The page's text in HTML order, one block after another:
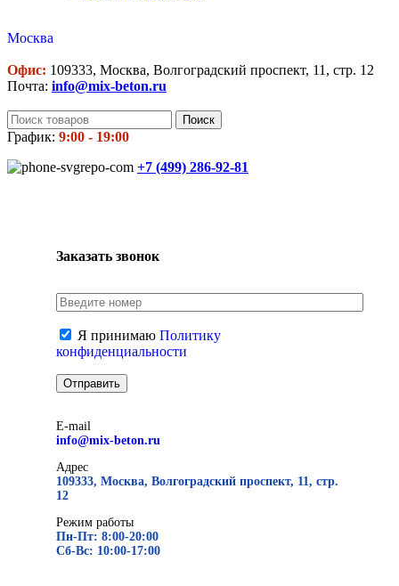
Москва
Офис: 109333, Москва, Волгоградский проспект, 11, стр. 12
Почта: info@mix-beton.ru
Поиск
График: 9:00 - 19:00
+7 (499) 286-92-81
Заказать звонок
Я принимаю Политику
конфиденциальности
E-mail
info@mix-beton.ru
Адрес
109333, Москва, Волгоградский проспект, 11, стр.
12
Режим работы
Пн-Пт: 8:00-20:00
Сб-Вс: 10:00-17:00